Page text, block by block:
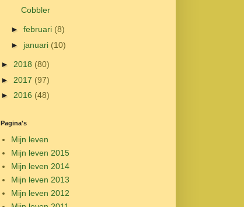
Cobbler
► februari (8)
► januari (10)
► 2018 (80)
► 2017 (97)
► 2016 (48)
Pagina's
Mijn leven
Mijn leven 2015
Mijn leven 2014
Mijn leven 2013
Mijn leven 2012